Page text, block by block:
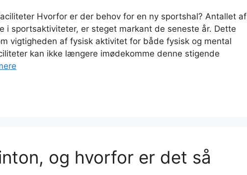
Hvorfor er der behov for en ny sportshal? Antallet af
i sportsaktiviteter, er steget markant de seneste år. Dette
vigtigheden af fysisk aktivitet for både fysisk og mental
kan ikke længere imødekomme denne stigende
og hvorfor er det så